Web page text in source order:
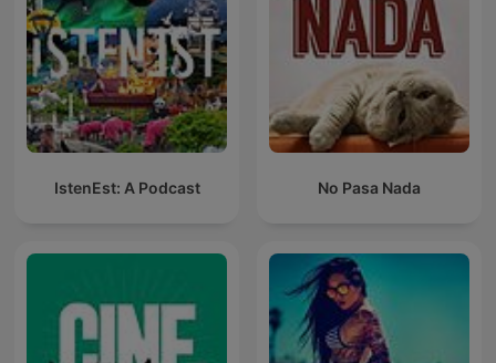
IstenEst: A Podcast No Pasa Nada